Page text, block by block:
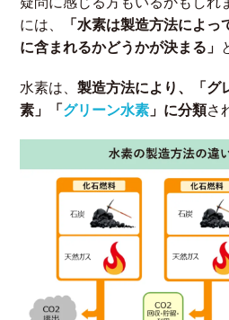
には、
「水素は製造方法によ
に含まれるかどうかが決まる」
水素は、製造方法により、「グ
素」「 グリーン水素 」に分類さ